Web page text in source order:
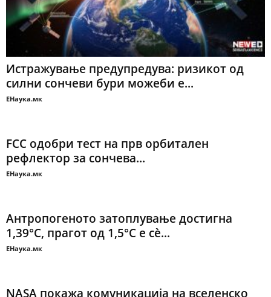
Истражување предупредува: ризикот од
силни сончеви бури можеби е...
ЕНаука.мк
FCC одобри тест на прв орбитален
рефлектор за сончева...
ЕНаука.мк
Антропогеното затоплување достигна
1,39°C, прагот од 1,5°C е сè...
ЕНаука.мк
NASA покажа комуникација на вселенско